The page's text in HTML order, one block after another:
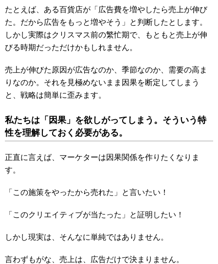
たとえば、ある百貨店が「広告費を増やしたら売上が伸び
た。だから広告をもっと増やそう」と判断したとします。
しかし実際はクリスマス前の繁忙期で、もともと売上が伸
びる時期だっただけかもしれません。
売上が伸びた原因が広告なのか、季節なのか、需要の高ま
りなのか。それを見極めないまま因果を断定してしまう
と、戦略は簡単に歪みます。
私たちは「因果」を欲しがってしまう。そういう特
性を理解しておく必要がある。
正直に言えば、マーケターは因果関係を作りたくなりま
す。
「この施策をやったから売れた」と言いたい！
「このクリエイティブが当たった」と証明したい！
しかし現実は、そんなに単純ではありません。
言わずもがな、売上は、広告だけで決まりません。